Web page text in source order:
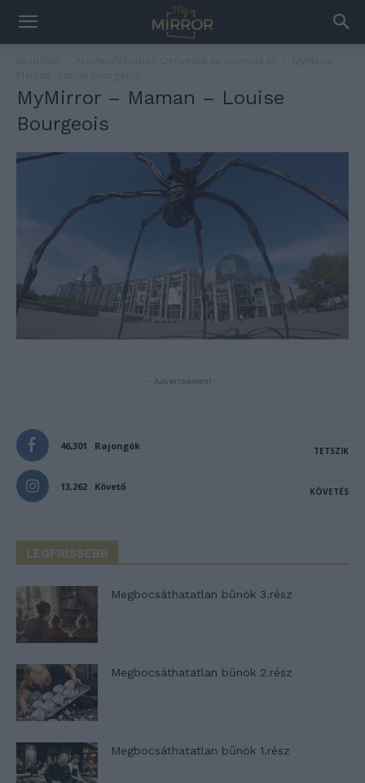
MyMirror – Maman – Louise
Bourgeois
- Advertisement -
46,301 Rajongók TETSZIK
13,262 Követő KÖVETÉS
LEGFRISSEBB
Megbocsáthatatlan bűnök 3.rész
Megbocsáthatatlan bűnök 2.rész
Megbocsáthatatlan bűnök 1.rész